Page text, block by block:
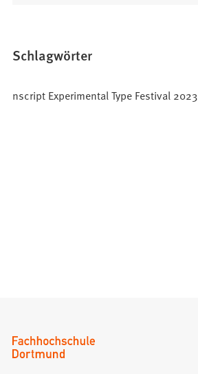
n
i
)
Schlagwörter
nscript Experimental Type Festival 2023